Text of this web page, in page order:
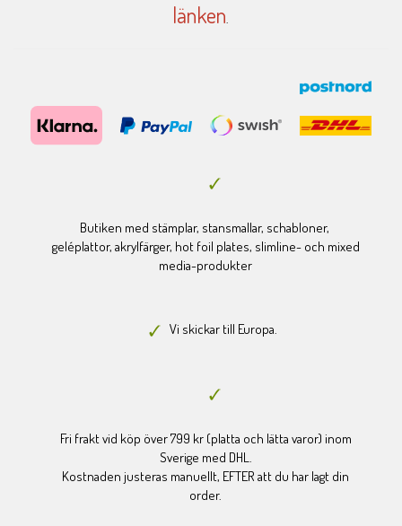
länken.
Butiken med stämplar, stansmallar, schabloner,
geléplattor, akrylfärger, hot foil plates, slimline- och mixed
media-produkter
Vi skickar till Europa.
Fri frakt vid köp över 799 kr (platta och lätta varor) inom
Sverige med DHL.
Kostnaden justeras manuellt, EFTER att du har lagt din
order.